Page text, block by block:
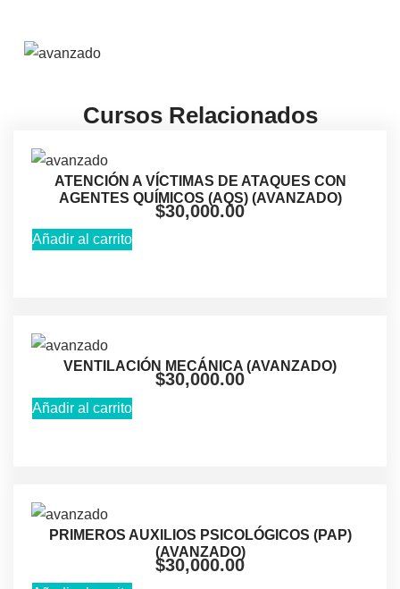
Cursos Relacionados
ATENCIÓN A VÍCTIMAS DE ATAQUES CON
AGENTES QUÍMICOS (AQS) (AVANZADO)
$30,000.00
Añadir al carrito
VENTILACIÓN MECÁNICA (AVANZADO)
$30,000.00
Añadir al carrito
PRIMEROS AUXILIOS PSICOLÓGICOS (PAP)
(AVANZADO)
$30,000.00